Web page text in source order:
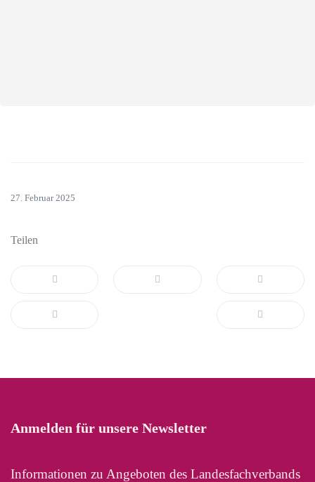
27. Februar 2025
Teilen
Anmelden für unsere Newsletter
Informationen zu Angeboten des Landesfachverbands